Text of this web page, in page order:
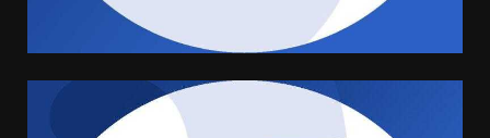
cittadina di Fratelli d’Italia,
pronta a tornare in Consiglio
comunale